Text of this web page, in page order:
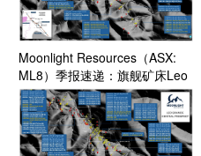
Moonlight Resources（ASX:
ML8）季报速递：旗舰矿床Leo
Grande首份MRE在望 Clermont
历史高品位金铜靶区并行开钻
资源禀赋潜力释放打开增长想象
空间